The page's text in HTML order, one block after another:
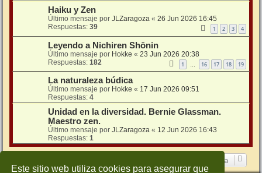
Este sitio web utiliza cookies para asegurar que
Haiku y Zen
Último mensaje por JLZaragoza « 26 Jun 2026 16:45
Respuestas: 39 1 2 3 4
Leyendo a Nichiren Shōnin
Último mensaje por Hokke « 23 Jun 2026 20:38
Respuestas: 182 1 … 16 17 18 19
La naturaleza búdica
Último mensaje por Hokke « 17 Jun 2026 09:51
Respuestas: 4
Unidad en la diversidad. Bernie Glassman.
Maestro zen.
Último mensaje por JLZaragoza « 12 Jun 2026 16:43
Respuestas: 1
Ir a